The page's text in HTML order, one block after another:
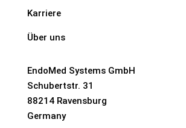
Karriere
Über uns
EndoMed Systems GmbH
Schubertstr. 31
88214 Ravensburg
Germany